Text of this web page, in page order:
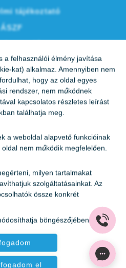
a felhasználói élmény javítása
kat) alkalmaz. Amennyiben nem
hogy az oldal egyes
rendszer, nem működnek
kapcsolatos részletes leírást
találhatja meg.
a weboldal alapvető funkcióinak
nem működik megfelelően.
milyen tartalmakat
szolgáltatásainkat. Az
össze konkrét
böngészőjében.
el
tájékoztató
ÁSZF
és aCanva.comlicence
felhasználásra.
Medica Egészségközpontok .
jog fenntartva.